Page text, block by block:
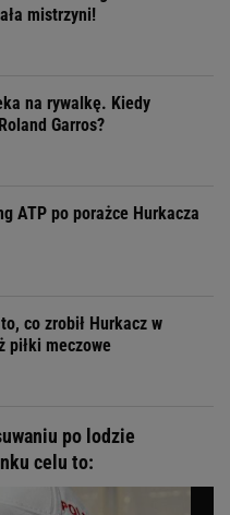
mistrzyni!
na rywalkę. Kiedy
Garros?
ATP po porażce Hurkacza
co zrobił Hurkacz w
piłki meczowe
po lodzie
celu to: